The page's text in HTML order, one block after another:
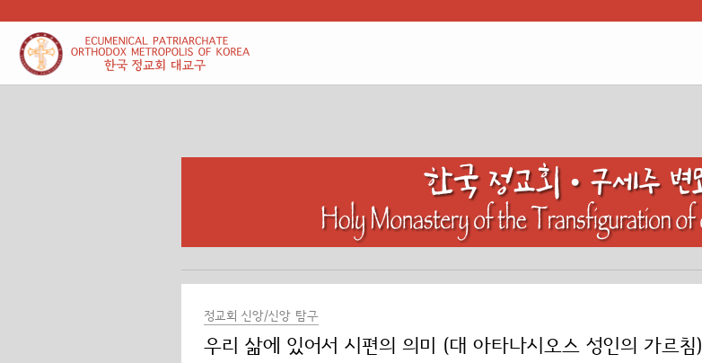
정교회 신앙/신앙 탐구
우리 삶에 있어서 시편의 의미 (대 아타나시오스 성인의 가르침)